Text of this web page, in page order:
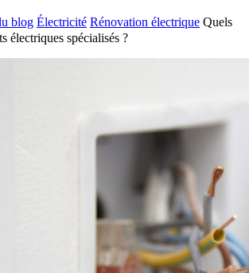
blog Électricité Rénovation électrique Quels
électriques spécialisés ?